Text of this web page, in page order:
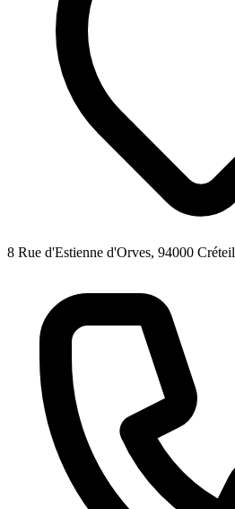
8 Rue d'Estienne d'Orves, 94000 Créteil